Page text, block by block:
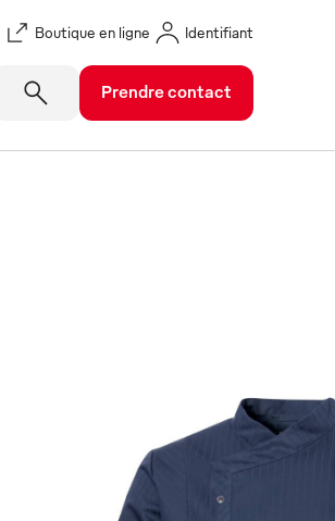
Boutique en ligne Identifiant
Prendre contact